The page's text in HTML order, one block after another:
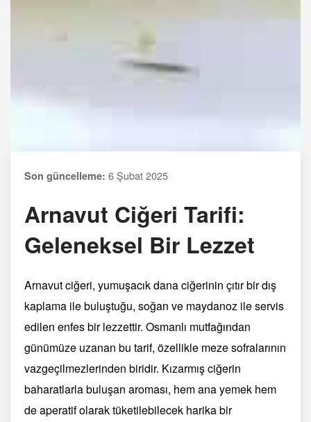
Son güncelleme: 6 Şubat 2025
Arnavut Ciğeri Tarifi:
Geleneksel Bir Lezzet
Arnavut ciğeri, yumuşacık dana ciğerinin çıtır bir dış
kaplama ile buluştuğu, soğan ve maydanoz ile servis
edilen enfes bir lezzettir. Osmanlı mutfağından
günümüze uzanan bu tarif, özellikle meze sofralarının
vazgeçilmezlerinden biridir. Kızarmış ciğerin
baharatlarla buluşan aroması, hem ana yemek hem
de aperatif olarak tüketilebilecek harika bir